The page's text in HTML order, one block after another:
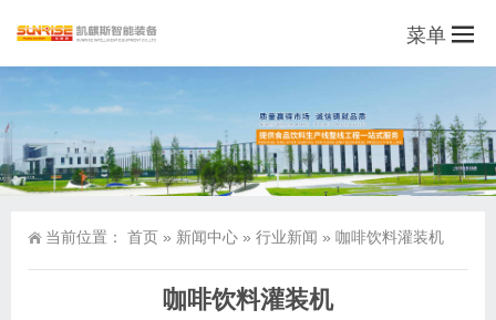
菜单
当前位置： 首页 » 新闻中心 » 行业新闻 » 咖啡饮料灌装机
咖啡饮料灌装机